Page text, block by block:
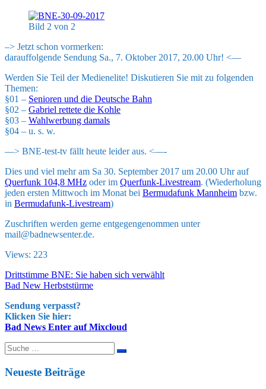
Bild 2 von 2
–> Jetzt schon vormerken:
darauffolgende Sendung Sa., 7. Oktober 2017, 20.00 Uhr! <—
Werden Sie Teil der Medienelite! Diskutieren Sie mit zu folgenden
Themen:
§01 – Senioren und die Deutsche Bahn
§02 – Gabriel rettete die Kohle
§03 – Wahlwerbung damals
§04 – u. s. w.
—> BNE-test-tv fällt heute leider aus. <—-
Dies und viel mehr am Sa 30. September 2017 um 20.00 Uhr auf
Querfunk 104,8 MHz oder im Querfunk-Livestream. (Wiederholung
jeden ersten Mittwoch im Monat bei Bermudafunk Mannheim bzw.
in Bermudafunk-Livestream)
Zuschriften werden gerne entgegengenommen unter
mail@badnewsenter.de.
Views: 223
Beitragsnavigation
Drittstimme BNE: Sie haben sich verwählt
Bad New Herbststürme
Sendung verpasst?
Klicken Sie hier:
Bad News Enter auf Mixcloud
Suche
nach:
Neueste Beiträge